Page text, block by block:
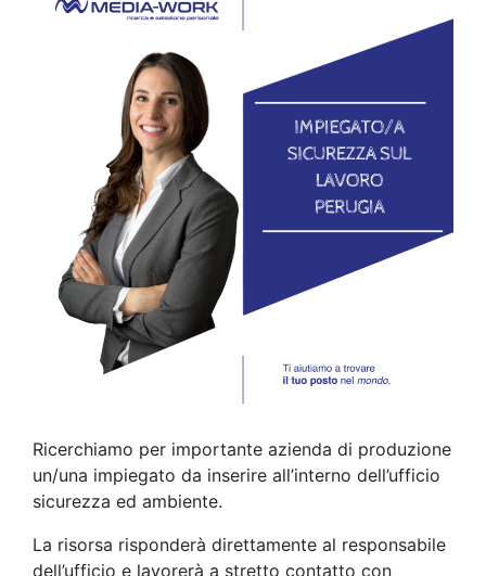
Ricerchiamo per importante azienda di produzione
un/una impiegato da inserire all’interno dell’ufficio
sicurezza ed ambiente.
La risorsa risponderà direttamente al responsabile
dell’ufficio e lavorerà a stretto contatto con